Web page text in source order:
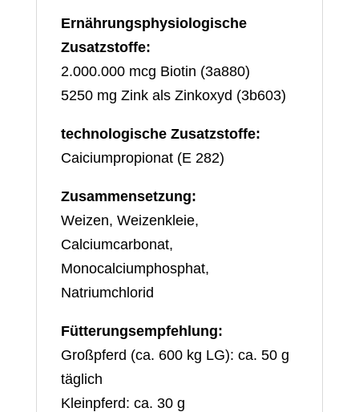
Ernährungsphysiologische
Zusatzstoffe:
2.000.000 mcg Biotin (3a880)
5250 mg Zink als Zinkoxyd (3b603)
technologische Zusatzstoffe:
Caiciumpropionat (E 282)
Zusammensetzung:
Weizen, Weizenkleie,
Calciumcarbonat,
Monocalciumphosphat,
Natriumchlorid
Fütterungsempfehlung:
Großpferd (ca. 600 kg LG): ca. 50 g
täglich
Kleinpferd: ca. 30 g